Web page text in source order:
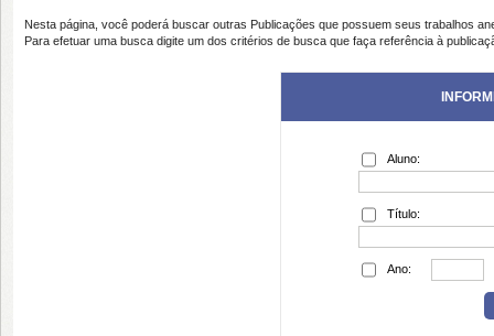
Nesta página, você poderá buscar outras Publicações que possuem seus trabalhos
Para efetuar uma busca digite um dos critérios de busca que faça referência à
Aluno:
Título:
Ano: